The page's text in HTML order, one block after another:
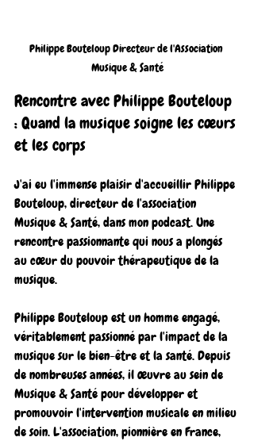
Philippe Bouteloup Directeur de l'Association
Musique & Santé
Rencontre avec Philippe Bouteloup
: Quand la musique soigne les cœurs
et les corps
J'ai eu l'immense plaisir d'accueillir Philippe
Bouteloup, directeur de l'association
Musique & Santé, dans mon podcast. Une
rencontre passionnante qui nous a plongés
au cœur du pouvoir thérapeutique de la
musique.
Philippe Bouteloup est un homme engagé,
véritablement passionné par l'impact de la
musique sur le bien-être et la santé. Depuis
de nombreuses années, il œuvre au sein de
Musique & Santé pour développer et
promouvoir l'intervention musicale en milieu
de soin. L'association, pionnière en France,